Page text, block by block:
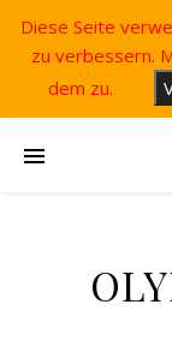
Diese Seite
zu verbessern.
dem zu.